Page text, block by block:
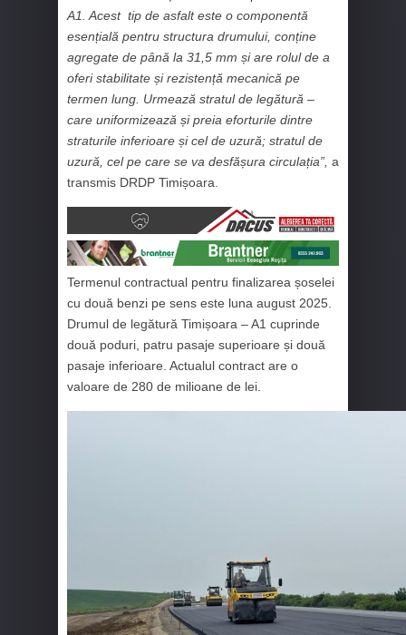
A1. Acest tip de asfalt este o componentă
esențială pentru structura drumului, conține
agregate de până la 31,5 mm și are rolul de a
oferi stabilitate și rezistență mecanică pe
termen lung. Urmează stratul de legătură –
care uniformizează și preia eforturile dintre
straturile inferioare și cel de uzură; stratul de
uzură, cel pe care se va desfășura circulația”, a
transmis DRDP Timișoara.
Termenul contractual pentru finalizarea șoselei
cu două benzi pe sens este luna august 2025.
Drumul de legătură Timișoara – A1 cuprinde
două poduri, patru pasaje superioare și două
pasaje inferioare. Actualul contract are o
valoare de 280 de milioane de lei.